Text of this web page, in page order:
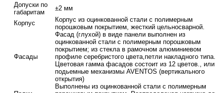
Допуски по
габаритам
±2 мм
Корпус
Корпус из оцинкованной стали с полимерным
порошковым покрытием, жесткий цельносварной.
Фасады
Фасад (глухой) в виде панели выполнен из
оцинкованной стали с полимерным порошковым
покрытием; из стекла в рамочном алюминиевом
профиле серебристого цвета,петли накладного типа.
Цветовая гамма фасадов состоит из 12 цветов., или
подьемные механизмы AVENTOS (вертикального
открытия)
Выполнены из оцинкованной стали с полимерным